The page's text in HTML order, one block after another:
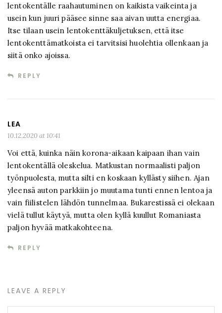
lentokentälle raahautuminen on kaikista vaikeinta ja
usein kun juuri pääsee sinne saa aivan uutta energiaa.
Itse tilaan usein lentokenttäkuljetuksen, että itse
lentokenttämatkoista ei tarvitsisi huolehtia ollenkaan ja
siitä onko ajoissa.
REPLY
LEA
10.12.2020 at 10:41
Voi että, kuinka näin korona-aikaan kaipaan ihan vain
lentokentällä oleskelua. Matkustan normaalisti paljon
työnpuolesta, mutta silti en koskaan kyllästy siihen. Ajan
yleensä auton parkkiin jo muutama tunti ennen lentoa ja
vain fiilistelen lähdön tunnelmaa. Bukarestissä ei olekaan
vielä tullut käytyä, mutta olen kyllä kuullut Romaniasta
paljon hyvää matkakohteena.
REPLY
LEAVE A REPLY